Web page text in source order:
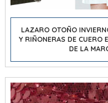
LAZARO OTOÑO
Y RIÑONERAS DE CUERO
DE LA